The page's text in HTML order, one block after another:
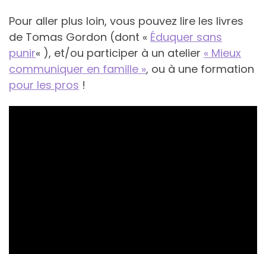
Pour aller plus loin, vous pouvez lire les livres
de Tomas Gordon (dont « Éduquer sans
punir« ), et/ou participer à un atelier « Mieux
communiquer en famille », ou à une formation
pour les pros !